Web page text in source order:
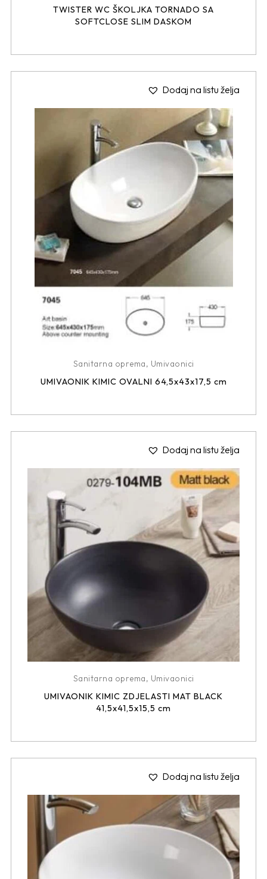
TWISTER WC ŠKOLJKA TORNADO SA
SOFTCLOSE SLIM DASKOM
Dodaj na listu želja
Sanitarna oprema, Umivaonici
UMIVAONIK KIMIC OVALNI 64,5x43x17,5 cm
Dodaj na listu želja
Sanitarna oprema, Umivaonici
UMIVAONIK KIMIC ZDJELASTI MAT BLACK
41,5x41,5x15,5 cm
Dodaj na listu želja